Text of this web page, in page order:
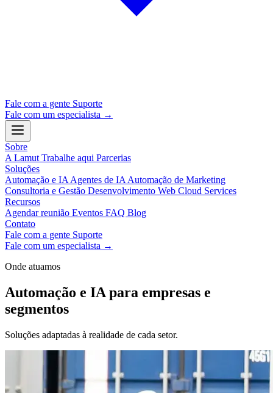
Fale com a gente Suporte
Fale com um especialista →
Sobre
A LamutTrabalhe aqui Parcerias
Soluções
Automação e IAAgentes de IAAutomação de Marketing
Consultoria e Gestão Desenvolvimento Web Cloud Services
Recursos
Agendar reunião Eventos FAQ Blog
Contato
Fale com a gente Suporte
Fale com um especialista →
Onde atuamos
Automação e IA para empresas e
segmentos
Soluções adaptadas à realidade de cada setor.